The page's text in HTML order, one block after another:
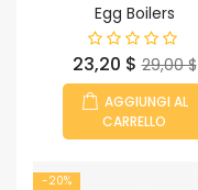
Egg Boilers
Prezzo
23,20 $ Prezzo
base
29,00 $
AGGIUNGI AL
CARRELLO
-20%